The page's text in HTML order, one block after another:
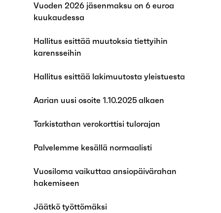
Vuoden 2026 jäsenmaksu on 6 euroa
kuukaudessa
Hallitus esittää muutoksia tiettyihin
karensseihin
Hallitus esittää lakimuutosta yleistuesta
Aarian uusi osoite 1.10.2025 alkaen
Tarkistathan verokorttisi tulorajan
Palvelemme kesällä normaalisti
Vuosiloma vaikuttaa ansiopäivärahan
hakemiseen
Jäätkö työttömäksi